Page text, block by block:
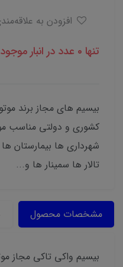
تنها 0 عدد در انبار موجود است.
بیسیم های مجاز برند
کشوری و دولتی مناسب
شهرداری ها بیمارستان
تالار ها سمینار ها و...
مشخصات محصول